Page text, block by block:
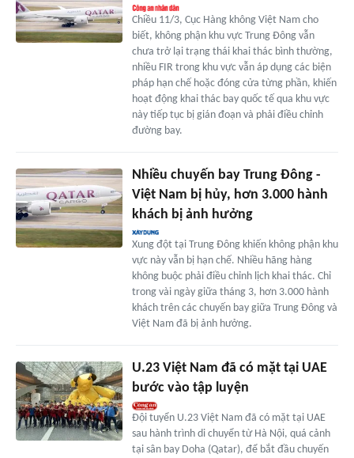
Chiều 11/3, Cục Hàng không Việt Nam cho
biết, không phận khu vực Trung Đông vẫn
chưa trở lại trạng thái khai thác bình thường,
nhiều FIR trong khu vực vẫn áp dụng các biện
pháp hạn chế hoặc đóng cửa từng phần, khiến
hoạt động khai thác bay quốc tế qua khu vực
này tiếp tục bị gián đoạn và phải điều chỉnh
đường bay.
Nhiều chuyến bay Trung Đông -
Việt Nam bị hủy, hơn 3.000 hành
khách bị ảnh hưởng
Xung đột tại Trung Đông khiến không phận khu
vực này vẫn bị hạn chế. Nhiều hãng hàng
không buộc phải điều chỉnh lịch khai thác. Chỉ
trong vài ngày giữa tháng 3, hơn 3.000 hành
khách trên các chuyến bay giữa Trung Đông và
Việt Nam đã bị ảnh hưởng.
U.23 Việt Nam đã có mặt tại UAE
bước vào tập luyện
Đội tuyển U.23 Việt Nam đã có mặt tại UAE
sau hành trình di chuyển từ Hà Nội, quá cảnh
tại sân bay Doha (Qatar), để bắt đầu chuyến